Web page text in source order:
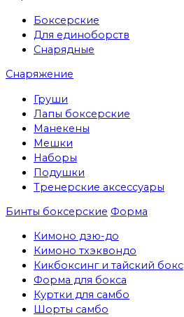
Боксерские
Для единоборств
Снарядные
Снаряжение
Груши
Лапы боксерские
Манекены
Мешки
Наборы
Подушки
Тренерские аксессуары
Бинты боксерские Форма
Кимоно дзю-до
Кимоно тхэквондо
Кикбоксинг и тайский бокс
Форма для бокса
Куртки для самбо
Шорты самбо